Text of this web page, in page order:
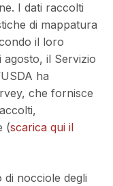
I dati raccolti
di mappatura
il loro
agosto, il Servizio
ha
che fornisce
(scarica qui il
di nocciole degli